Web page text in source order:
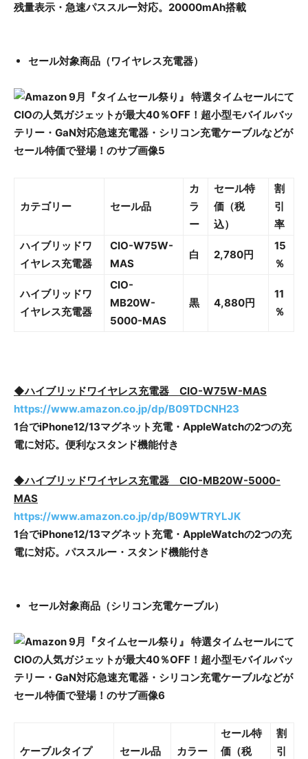
残量表示・急速パススルー対応。20000mAh搭載
セール対象商品（ワイヤレス充電器）
カテゴリー セール品
カ
ラ
ー
セール特
価（税
込）
割
引
率
ハイブリッドワ
イヤレス充電器
CIO-W75W-
MAS
白 2,780円
15
％
ハイブリッドワ
イヤレス充電器
CIO-
MB20W-
5000-MAS
黒 4,880円
11
％
◆ハイブリッドワイヤレス充電器 CIO-W75W-MAS
https://www.amazon.co.jp/dp/B09TDCNH23
1台でiPhone12/13マグネット充電・AppleWatchの2つの充
電に対応。便利なスタンド機能付き
◆ハイブリッドワイヤレス充電器 CIO-MB20W-5000-
MAS
https://www.amazon.co.jp/dp/B09WTRYLJK
1台でiPhone12/13マグネット充電・AppleWatchの2つの充
電に対応。パススルー・スタンド機能付き
セール対象商品（シリコン充電ケーブル）​
ケーブルタイプ セール品 カラー
セール特
価（税
割
引